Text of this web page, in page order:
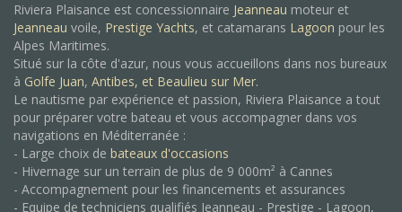
Riviera Plaisance est concessionnaire Jeanneau moteur et
Jeanneau voile, Prestige Yachts, et catamarans Lagoon pour les
Alpes Maritimes.
Situé sur la côte d'azur, nous vous accueillons dans nos bureaux
à Golfe Juan, Antibes, et Beaulieu sur Mer.
Le nautisme par expérience et passion, Riviera Plaisance a tout
pour préparer votre bateau et vous accompagner dans vos
navigations en Méditerranée :
- Large choix de bateaux d'occasions
- Hivernage sur un terrain de plus de 9 000m² à Cannes
- Accompagnement pour les financements et assurances
- Equipe de techniciens qualifiés Jeanneau - Prestige - Lagoon,